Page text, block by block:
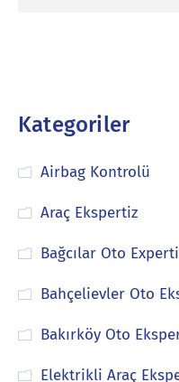
Kategoriler
Airbag Kontrolü
Araç Ekspertiz
Bağcılar Oto
Bahçelievler Oto
Bakırköy Oto
Elektrikli Araç